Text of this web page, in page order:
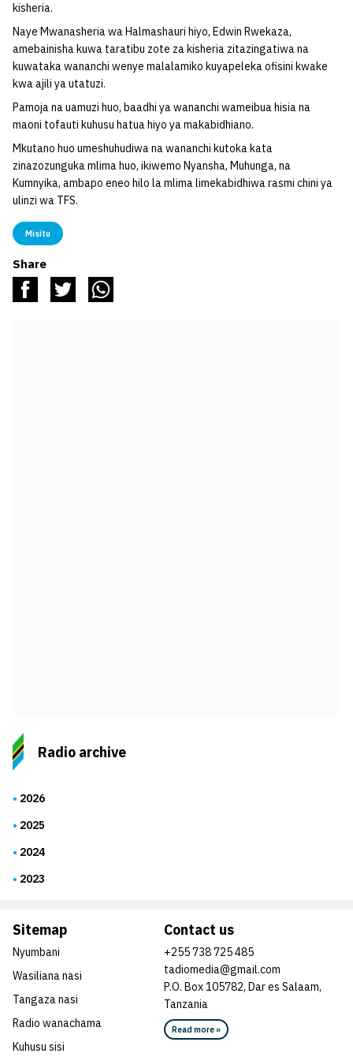
kisheria.
Naye Mwanasheria wa Halmashauri hiyo, Edwin Rwekaza,
amebainisha kuwa taratibu zote za kisheria zitazingatiwa na
kuwataka wananchi wenye malalamiko kuyapeleka ofisini kwake
kwa ajili ya utatuzi.
Pamoja na uamuzi huo, baadhi ya wananchi wameibua hisia na
maoni tofauti kuhusu hatua hiyo ya makabidhiano.
Mkutano huo umeshuhudiwa na wananchi kutoka kata
zinazozunguka mlima huo, ikiwemo Nyansha, Muhunga, na
Kumnyika, ambapo eneo hilo la mlima limekabidhiwa rasmi chini ya
ulinzi wa TFS.
Misitu
Share
Radio archive
2026
2025
2024
2023
Sitemap
Nyumbani
Wasiliana nasi
Tangaza nasi
Radio wanachama
Kuhusu sisi
Contact us
+255 738 725 485
tadiomedia@gmail.com
P.O. Box 105782, Dar es Salaam,
Tanzania
Read more »